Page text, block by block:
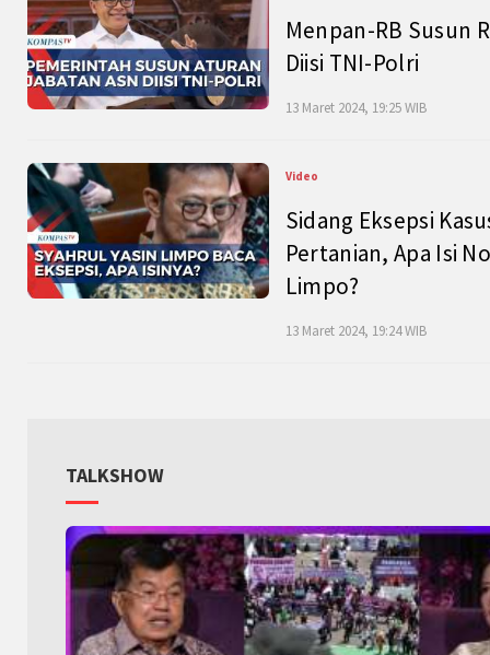
Menpan-RB Susun
Diisi TNI-Polri
13 Maret 2024, 19:25 WIB
Video
Sidang Eksepsi
Pertanian, Apa Isi
Limpo?
13 Maret 2024, 19:24 WIB
TALKSHOW